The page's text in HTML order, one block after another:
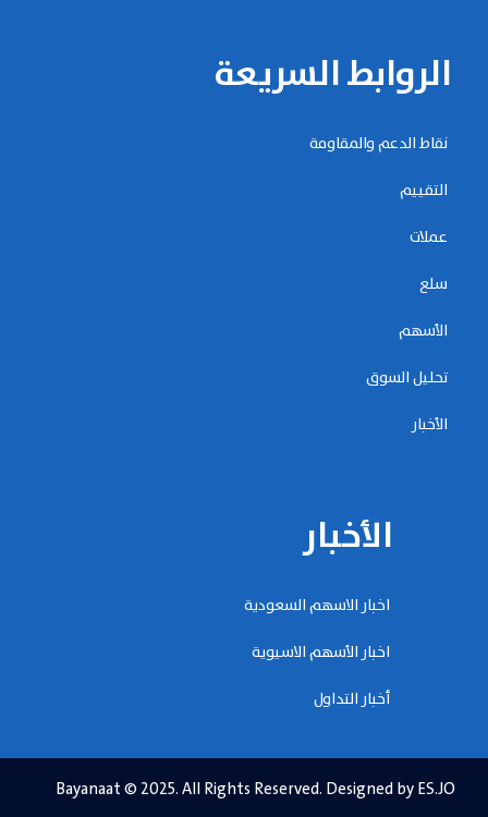
الروابط السريعة
نقاط الدعم والمقاومة
التقييم
عملات
سلع
الأسهم
تحليل السوق
الأخبار
الأخبار
اخبار الاسهم السعودية
اخبار الأسهم الاسيوية
أخبار التداول
Bayanaat © 2025. All Rights Reserved. Designed by ES.JO